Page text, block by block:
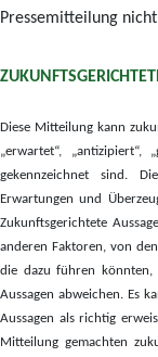
Pressemitteilung
Diese Mitteilung kann
„erwartet“, „antizipiert“,
gekennzeichnet sind.
Erwartungen und
Zukunftsgerichtete
anderen Faktoren, von
die dazu führen könnten,
Aussagen abweichen. Es
Aussagen als richtig
Mitteilung gemachten